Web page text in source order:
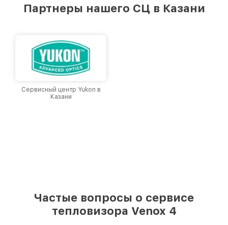
Казани, постоянно повышая уровень доверия
Партнеры нашего СЦ в Казани
Сервисный центр Yukon в
Казани
Частые вопросы о сервисе
тепловизора Venox 4